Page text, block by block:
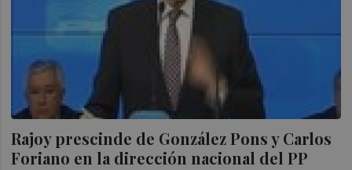
Rajoy prescinde de González Pons y Carlos
Foriano en la dirección nacional del PP